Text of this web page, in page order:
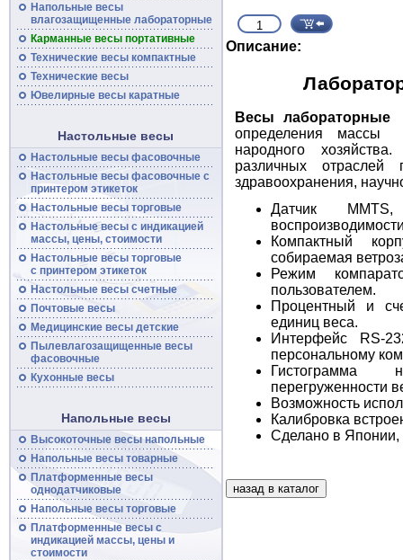
Напольные весы
влагозащищенные лабораторные
Карманные весы портативные
Технические весыкомпактные
Технические весы
Ювелирные весы каратные
Настольные весы
Настольные весы фасовочные
Настольные весыфасовочные с
принтером этикеток
Настольные весы торговые
Настольныевесыс индикацией
массы, цены, стоимости
Настольные весыторговые
с принтером этикеток
Настольные весысчетные
Почтовые весы
Медицинские весы детские
Пылевлагозащищенные весы
фасовочные
Кухонные весы
Напольные весы
Высокоточные весынапольные
Напольные весытоварные
Платформенные весы
однодатчиковые
Напольные весыторговые
Платформенныевесыс
индикацией массы, цены и
стоимости
Описание:
Весы лабораторные
определения массы
народного
различных отраслей
здравоохранения,
Датчик
Компактный
собираемая
Режим
пользователем.
Процентный и
единиц веса.
Интерфейс RS-
персональному
Гистограмма
перегруженности
Возможность
Калибровка
Сделано в Японии,